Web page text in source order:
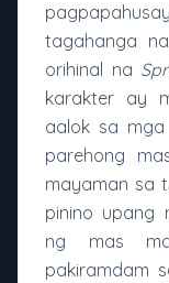
tagahanga
orihinal na
karakter ay
aalok sa
parehong
mayaman sa
pinino upang
ng mas
pakiramdam